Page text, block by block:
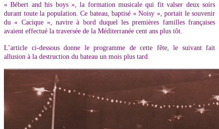
« Bébert and his boys », la formation musicale qui fit valser deux soirs
durant toute la population. Ce bateau, baptisé « Noisy », portait le souvenir
du « Cacique », navire à bord duquel les premières familles françaises
avaient effectué la traversée de la Méditerranée cent ans plus tôt.
L’article ci-dessous donne le programme de cette fête, le suivant fait
allusion à la destruction du bateau un mois plus tard.